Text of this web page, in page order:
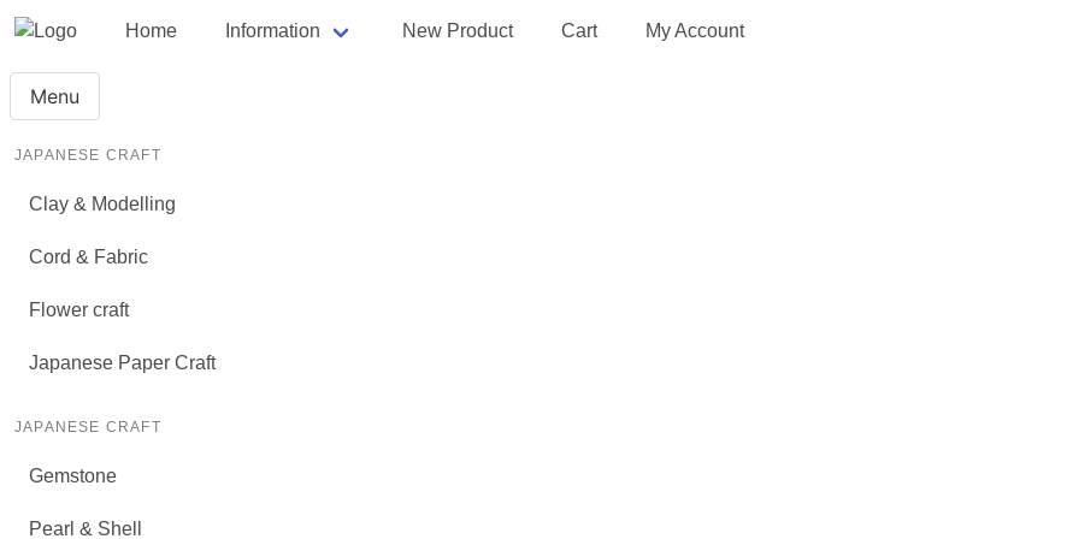
Home Information New Product Cart My Account
Menu
JAPANESE CRAFT
Clay & Modelling
Cord & Fabric
Flower craft
Japanese Paper Craft
JAPANESE CRAFT
Gemstone
Pearl & Shell